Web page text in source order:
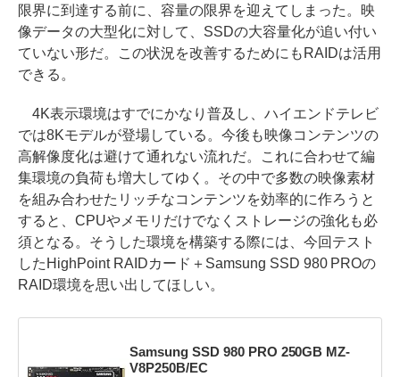
限界に到達する前に、容量の限界を迎えてしまった。映
像データの大型化に対して、SSDの大容量化が追い付い
ていない形だ。この状況を改善するためにもRAIDは活用
できる。
4K表示環境はすでにかなり普及し、ハイエンドテレビ
では8Kモデルが登場している。今後も映像コンテンツの
高解像度化は避けて通れない流れだ。これに合わせて編
集環境の負荷も増大してゆく。その中で多数の映像素材
を組み合わせたリッチなコンテンツを効率的に作ろうと
すると、CPUやメモリだけでなくストレージの強化も必
須となる。そうした環境を構築する際には、今回テスト
したHighPoint RAIDカード＋Samsung SSD 980 PROの
RAID環境を思い出してほしい。
Samsung SSD 980 PRO 250GB MZ-
V8P250B/EC